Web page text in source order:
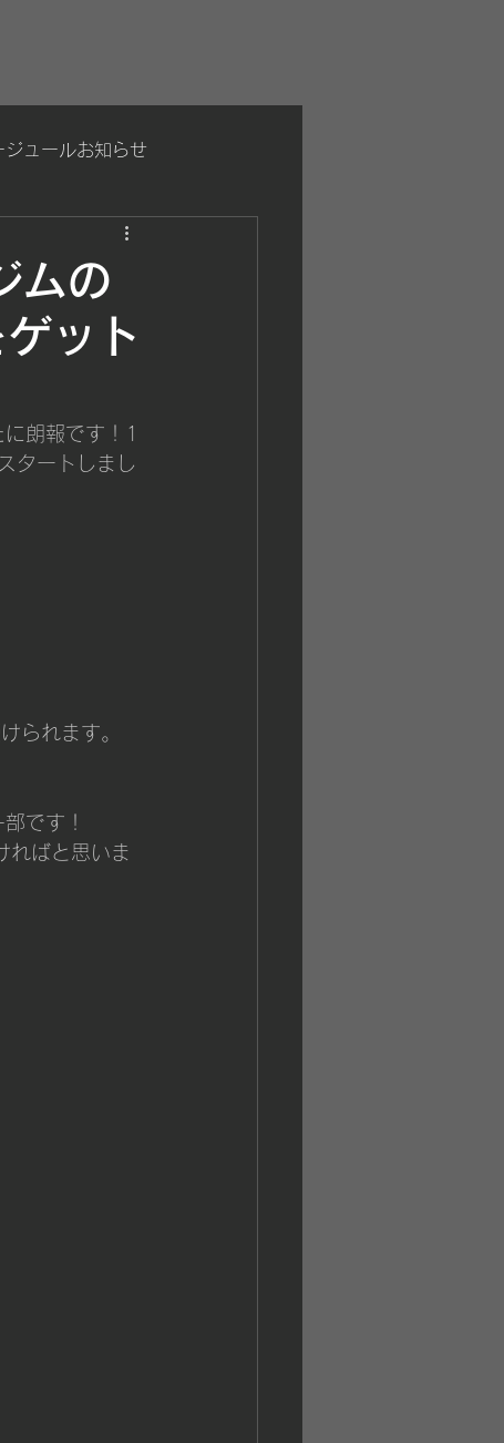
ジュールお知らせ
ムの
ット
朗報です！1
タートしまし
られます。
です！
ればと思いま